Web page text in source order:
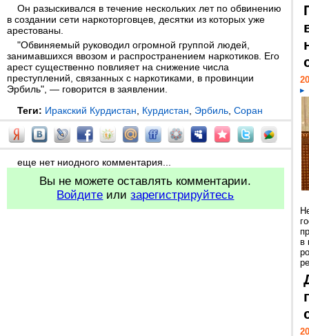
Он разыскивался в течение нескольких лет по обвинению
в создании сети наркоторговцев, десятки из которых уже
арестованы.
"Обвиняемый руководил огромной группой людей,
занимавшихся ввозом и распространением наркотиков. Его
арест существенно повлияет на снижение числа
преступлений, связанных с наркотиками, в провинции
Эрбиль", — говорится в заявлении.
Теги: Иракский Курдистан Курдистан Эрбиль Соран
еще нет ниодного комментария...
Вы не можете оставлять комментарии.
Войдите илизарегистрируйтесь
в